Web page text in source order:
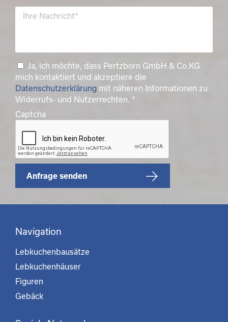
Ja, ich möchte, dass Pertzborn GmbH & Co.KG
mich kontaktiert und akzeptiere die
Datenschutzerklärung mit näheren Informationen zu
Widerrufs- und Nutzerrechten. *
Captcha
Anfrage senden
Navigation
Lebkuchenbausätze
Lebkuchenhäuser
Figuren
Gebäck